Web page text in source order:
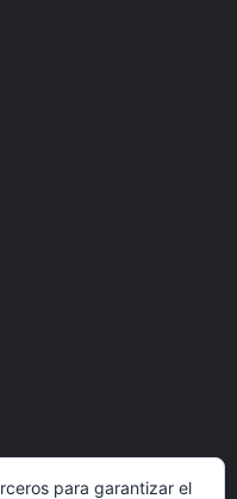
para garantizar el